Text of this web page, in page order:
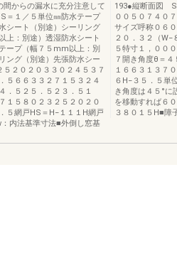
からの漏水に充分注意して
＝１／５単位㎜防水テープ
シート（別途）シーリング
上：別途）透湿防水シート
ープ（幅７５mm以上：別
ング（別途）先張防水シー
２０２０３３０２４５３７
５６６３３２７１５３２４
．５２５．５２３．５１
１５８０２３２５２０２０
５網戸HS＝H−１１１H網戸
内法基準寸法■外倒し窓基
193●縦断面図 S
００５０７４０
サイズ呼称０６
２０．３２（
５特寸１，００
７開き角度θ＝
１６６３１３７
６H−３５．５単
き角度は４５°に
を移動すれば６
３８０１５H■障